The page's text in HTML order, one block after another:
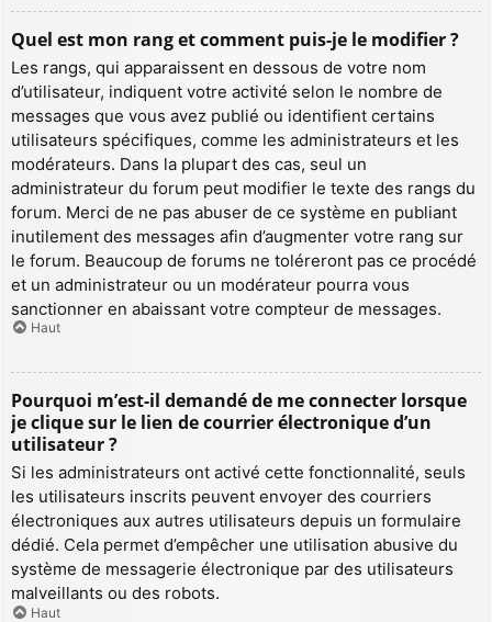
Quel est mon rang et comment puis-je le modifier ?
Les rangs, qui apparaissent en dessous de votre nom
d’utilisateur, indiquent votre activité selon le nombre de
messages que vous avez publié ou identifient certains
utilisateurs spécifiques, comme les administrateurs et les
modérateurs. Dans la plupart des cas, seul un
administrateur du forum peut modifier le texte des rangs du
forum. Merci de ne pas abuser de ce système en publiant
inutilement des messages afin d’augmenter votre rang sur
le forum. Beaucoup de forums ne toléreront pas ce procédé
et un administrateur ou un modérateur pourra vous
sanctionner en abaissant votre compteur de messages.
Haut
Pourquoi m’est-il demandé de me connecter lorsque
je clique sur le lien de courrier électronique d’un
utilisateur ?
Si les administrateurs ont activé cette fonctionnalité, seuls
les utilisateurs inscrits peuvent envoyer des courriers
électroniques aux autres utilisateurs depuis un formulaire
dédié. Cela permet d’empêcher une utilisation abusive du
système de messagerie électronique par des utilisateurs
malveillants ou des robots.
Haut